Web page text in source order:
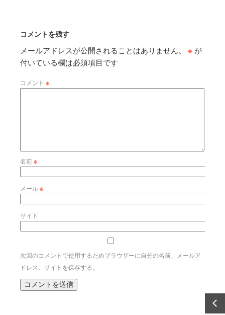
コメントを残す
メールアドレスが公開されることはありません。 ※ が
付いている欄は必須項目です
コメント ※
名前※
メール※
サイト
次回のコメントで使用するためブラウザーに自分の名前、メールア
ドレス、サイトを保存する。